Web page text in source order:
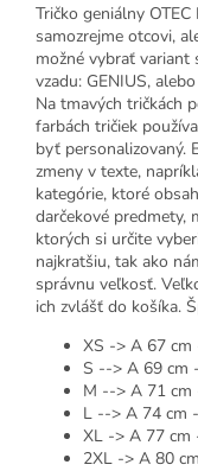
Tričko geniálny
samozrejme otcovi,
možné vybrať variant
vzadu: GENIUS,
Na tmavých tričkách
farbách tričiek
byť personalizovaný.
zmeny v texte,
kategórie, ktoré
darčekové predmety,
ktorých si určite
najkratšiu, tak ako
správnu veľkosť.
ich zvlášť do košíka.
XS -> A 67
S --> A 69 cm
M --> A 71 cm
L --> A 74 cm
XL -> A 77 cm
2XL -> A 80